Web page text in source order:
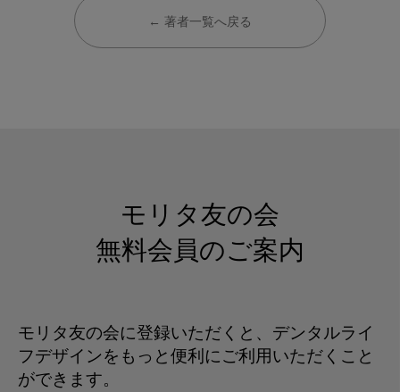
← 著者一覧へ戻る
モリタ友の会
無料会員のご案内
モリタ友の会に登録いただくと、デンタルライ
フデザインをもっと便利にご利用いただくこと
ができます。